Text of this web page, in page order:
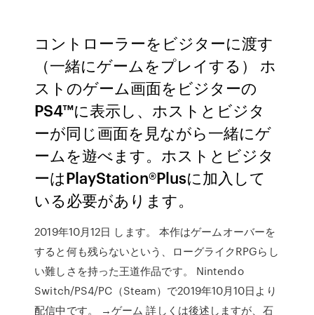
コントローラーをビジターに渡す
（一緒にゲームをプレイする） ホ
ストのゲーム画面をビジターの
PS4™に表示し、ホストとビジタ
ーが同じ画面を見ながら一緒にゲ
ームを遊べます。ホストとビジタ
ーはPlayStation®Plusに加入して
いる必要があります。
2019年10月12日 します。 本作はゲームオーバーを
すると何も残らないという、ローグライクRPGらし
い難しさを持った王道作品です。 Nintendo
Switch/PS4/PC（Steam）で2019年10月10日より
配信中です。 →ゲーム 詳しくは後述しますが、石